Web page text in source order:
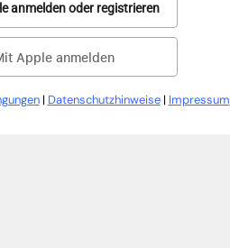
anmelden oder registrieren
Apple anmelden
| Datenschutzhinweise| Impressum